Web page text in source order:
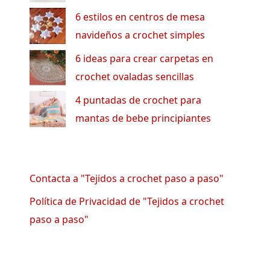
6 estilos en centros de mesa
navideños a crochet simples
6 ideas para crear carpetas en
crochet ovaladas sencillas
4 puntadas de crochet para
mantas de bebe principiantes
Contacta a "Tejidos a crochet paso a paso"
Política de Privacidad de "Tejidos a crochet
paso a paso"